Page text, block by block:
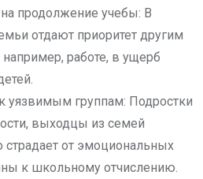
продолжение учебы: В
отдают приоритет другим
работе, в ущерб
уязвимым группам: Подростки
выходцы из семей
страдает от эмоциональных
к школьному отчислению.